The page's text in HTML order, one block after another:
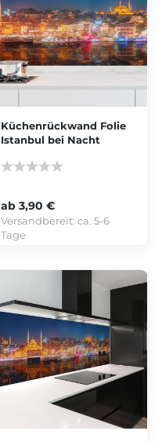
Küchenrückwand Folie
Istanbul bei Nacht
ab 3,90 €
Versandbereit:ca. 5-6
Tage